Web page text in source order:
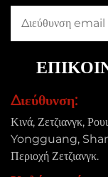
Διεύθυνση:
Κινά, Ζετζιανγκ,
Yongguang,
Περιοχή Ζετζιανγκ.